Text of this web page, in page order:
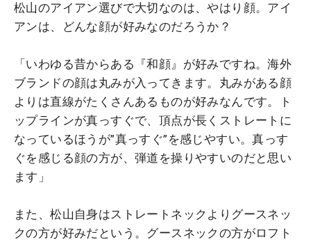
松山のアイアン選びで大切なのは、やはり顔。アイ
アンは、どんな顔が好みなのだろうか？
「いわゆる昔からある『和顔』が好みですね。海外
ブランドの顔は丸みが入ってきます。丸みがある顔
よりは直線がたくさんあるものが好みなんです。ト
ップラインが真っすぐで、頂点が長くストレートに
なっているほうが”真っすぐ”を感じやすい。真っす
ぐを感じる顔の方が、弾道を操りやすいのだと思い
ます」
また、松山自身はストレートネックよりグースネッ
クの方が好みだという。グースネックの方がロフト